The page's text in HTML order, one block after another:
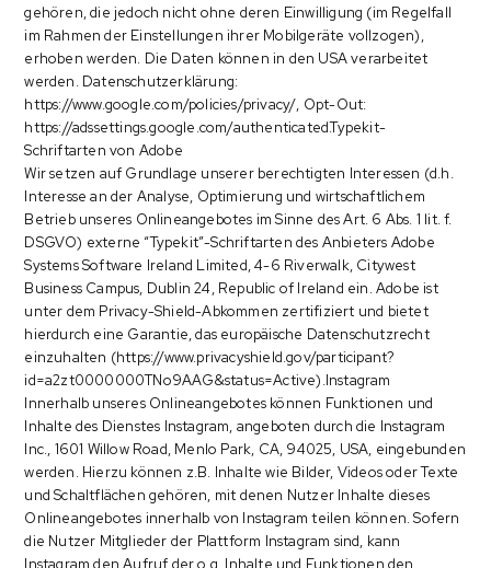
gehören, die jedoch nicht ohne deren Einwilligung (im Regelfall
im Rahmen der Einstellungen ihrer Mobilgeräte vollzogen),
erhoben werden. Die Daten können in den USA verarbeitet
werden. Datenschutzerklärung:
https://www.google.com/policies/privacy/, Opt-Out:
https://adssettings.google.com/authenticated.Typekit-
Schriftarten von Adobe
Wir setzen auf Grundlage unserer berechtigten Interessen (d.h.
Interesse an der Analyse, Optimierung und wirtschaftlichem
Betrieb unseres Onlineangebotes im Sinne des Art. 6 Abs. 1 lit. f.
DSGVO) externe “Typekit”-Schriftarten des Anbieters Adobe
Systems Software Ireland Limited, 4-6 Riverwalk, Citywest
Business Campus, Dublin 24, Republic of Ireland ein. Adobe ist
unter dem Privacy-Shield-Abkommen zertifiziert und bietet
hierdurch eine Garantie, das europäische Datenschutzrecht
einzuhalten (https://www.privacyshield.gov/participant?
id=a2zt0000000TNo9AAG&status=Active).Instagram
Innerhalb unseres Onlineangebotes können Funktionen und
Inhalte des Dienstes Instagram, angeboten durch die Instagram
Inc., 1601 Willow Road, Menlo Park, CA, 94025, USA, eingebunden
werden. Hierzu können z.B. Inhalte wie Bilder, Videos oder Texte
und Schaltflächen gehören, mit denen Nutzer Inhalte dieses
Onlineangebotes innerhalb von Instagram teilen können. Sofern
die Nutzer Mitglieder der Plattform Instagram sind, kann
Instagram den Aufruf der o.g. Inhalte und Funktionen den